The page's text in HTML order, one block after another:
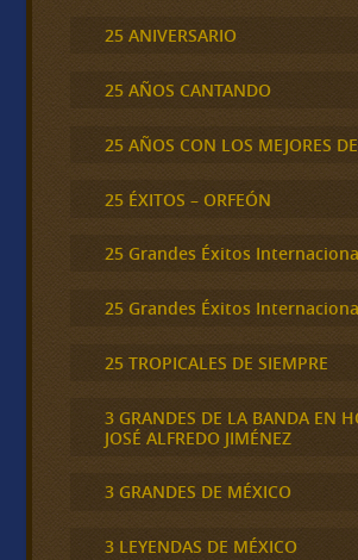
25 ANIVERSARIO
25 AÑOS CANTANDO
25 AÑOS CON LOS MEJORES
25 ÉXITOS – ORFEÓN
25 Grandes Éxitos
25 Grandes Éxitos
25 TROPICALES DE SIEMPRE
3 GRANDES DE LA BANDA EN
JOSÉ ALFREDO JIMÉNEZ
3 GRANDES DE MÉXICO
3 LEYENDAS DE MÉXICO